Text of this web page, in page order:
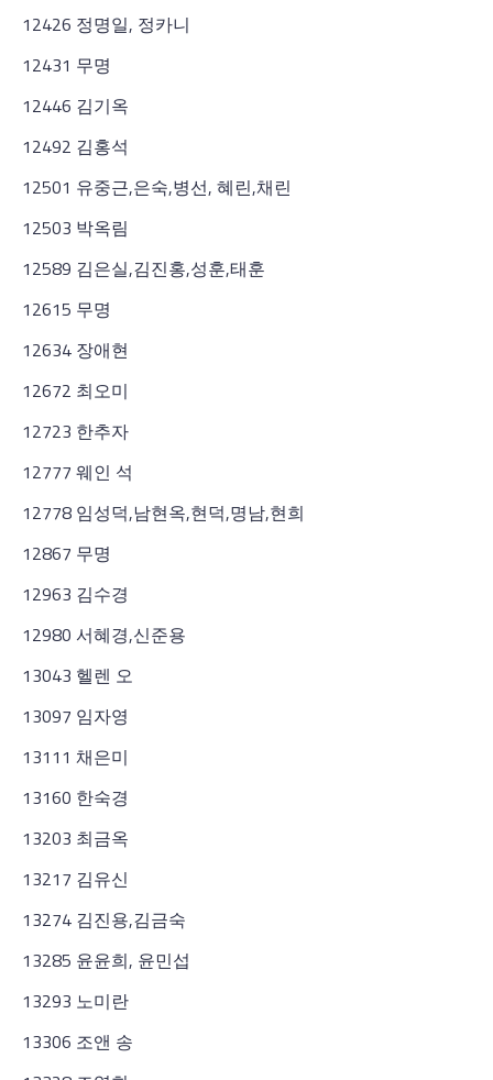
12426 정명일, 정카니
12431 무명
12446 김기옥
12492 김홍석
12501 유중근,은숙,병선, 혜린,채린
12503 박옥림
12589 김은실,김진홍,성훈,태훈
12615 무명
12634 장애현
12672 최오미
12723 한추자
12777 웨인 석
12778 임성덕,남현옥,현덕,명남,현희
12867 무명
12963 김수경
12980 서혜경,신준용
13043 헬렌 오
13097 임자영
13111 채은미
13160 한숙경
13203 최금옥
13217 김유신
13274 김진용,김금숙
13285 윤윤희, 윤민섭
13293 노미란
13306 조앤 송